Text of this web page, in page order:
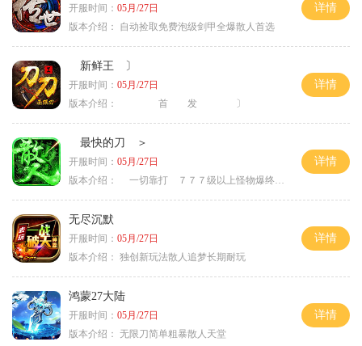
开服时间： 05月/27日
版本介绍：
自动捡取免费泡级剑甲全爆散人首选
详情
新鲜王 〕
开服时间： 05月/27日
版本介绍：
首 发 〕
详情
最快的刀 ＞
开服时间： 05月/27日
版本介绍：
一切靠打 ７７７级以上怪物爆终极 ＞
详情
无尽沉默
开服时间： 05月/27日
版本介绍： 独创新玩法散人追梦长期耐玩
详情
鸿蒙27大陆
开服时间： 05月/27日
版本介绍： 无限刀简单粗暴散人天堂
详情